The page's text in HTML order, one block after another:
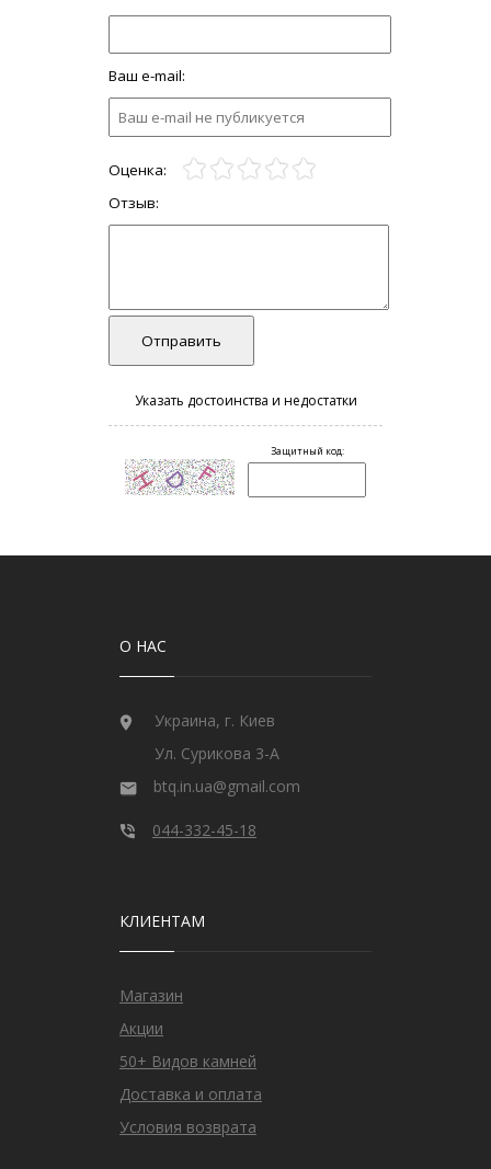
О НАС
Украина, г. Киев
Ул. Сурикова 3-А
btq.in.ua@gmail.com
044-332-45-18
КЛИЕНТАМ
Магазин
Акции
50+ Видов камней
Доставка и оплата
Условия возврата